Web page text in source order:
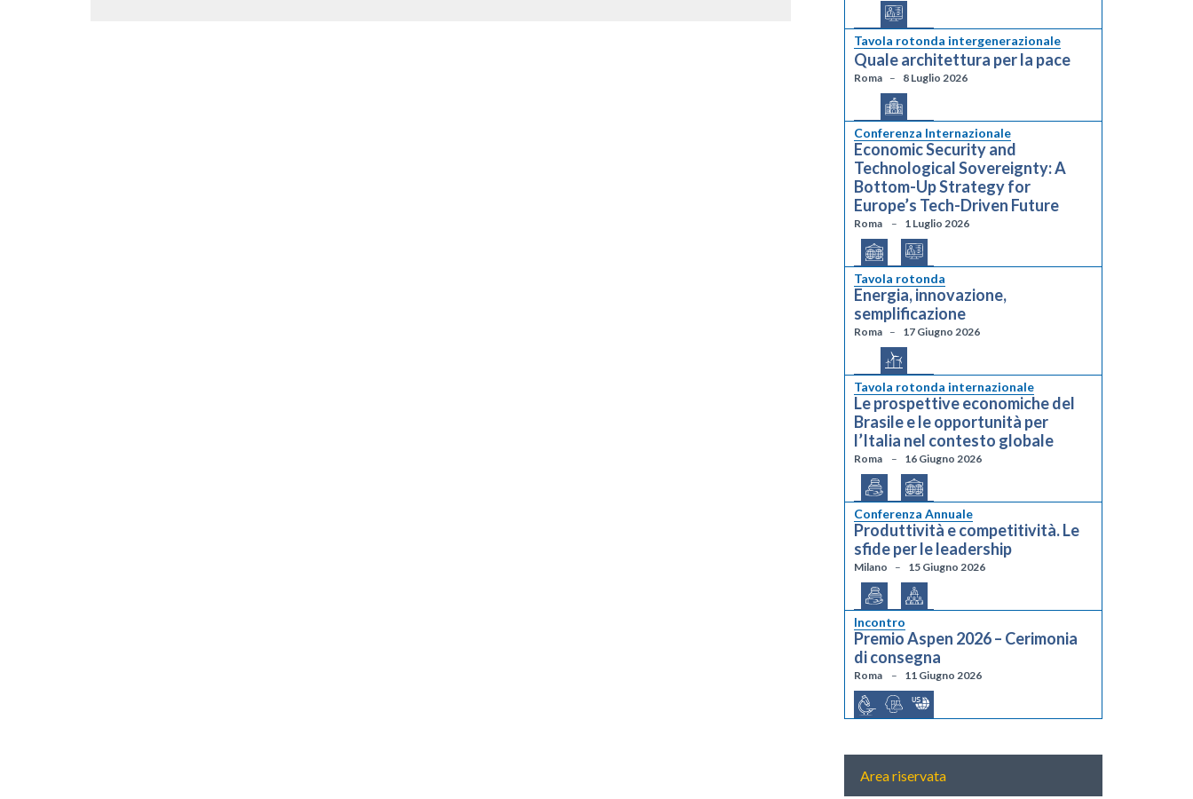
Tavola rotonda intergenerazionale
Quale architettura per la pace
Roma 8 Luglio 2026
Conferenza Internazionale
Economic Security and
Technological Sovereignty: A
Bottom-Up Strategy for
Europe’s Tech-Driven Future
Roma 1 Luglio 2026
Tavola rotonda
Energia, innovazione,
semplificazione
Roma 17 Giugno 2026
Tavola rotonda internazionale
Le prospettive economiche del
Brasile e le opportunità per
l’Italia nel contesto globale
Roma 16 Giugno 2026
Conferenza Annuale
Produttività e competitività. Le
sfide per le leadership
Milano 15 Giugno 2026
Incontro
Premio Aspen 2026 – Cerimonia
di consegna
Roma 11 Giugno 2026
Area riservata